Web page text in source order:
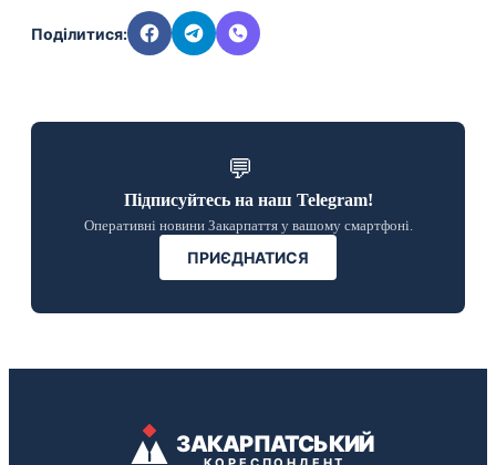
Поділитися:
💬
Підписуйтесь на наш Telegram!
Оперативні новини Закарпаття у вашому смартфоні.
ПРИЄДНАТИСЯ
ЗАКАРПАТСЬКИЙ